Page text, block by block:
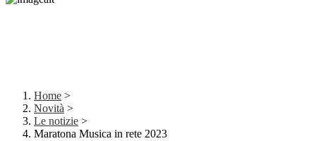
Home >
Novità >
Le notizie >
Maratona Musica in rete 2023